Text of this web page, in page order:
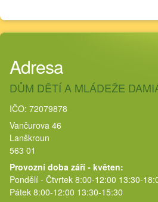
Adresa
DŮM DĚTÍ A MLÁDEŽE
IČO: 72079878
Vančurova 46
Lanškroun
563 01
Provozní doba září - květen:
Pondělí - Čtvrtek 8:00-12:00 13:30-
Pátek 8:00-12:00 13:30-15:30